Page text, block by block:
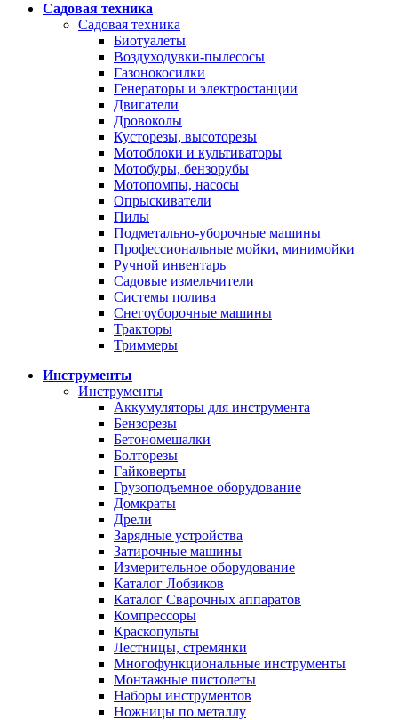
Садовая техника
Садовая техника
Биотуалеты
Воздуходувки-пылесосы
Газонокосилки
Генераторы и электростанции
Двигатели
Дровоколы
Кусторезы, высоторезы
Мотоблоки и культиваторы
Мотобуры, бензорубы
Мотопомпы, насосы
Опрыскиватели
Пилы
Подметально-уборочные машины
Профессиональные мойки, минимойки
Ручной инвентарь
Садовые измельчители
Системы полива
Снегоуборочные машины
Тракторы
Триммеры
Инструменты
Инструменты
Аккумуляторы для инструмента
Бензорезы
Бетономешалки
Болторезы
Гайковерты
Грузоподъемное оборудование
Домкраты
Дрели
Зарядные устройства
Затирочные машины
Измерительное оборудование
Каталог Лобзиков
Каталог Сварочных аппаратов
Компрессоры
Краскопульты
Лестницы, стремянки
Многофункциональные инструменты
Монтажные пистолеты
Наборы инструментов
Ножницы по металлу